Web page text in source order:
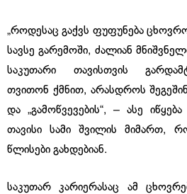
„როდესაც გაქვს ფუფუნება
სავსე გარემოში, ძალიან
საკუთარი თავისთვის
თვითონ ქმნით, არასდროს
და „გამოწვევების“, – ასე
თავისი სამი შვილის მიმართ,
წლისები გახდებიან.
საკუთარ კარიერასაც ამ